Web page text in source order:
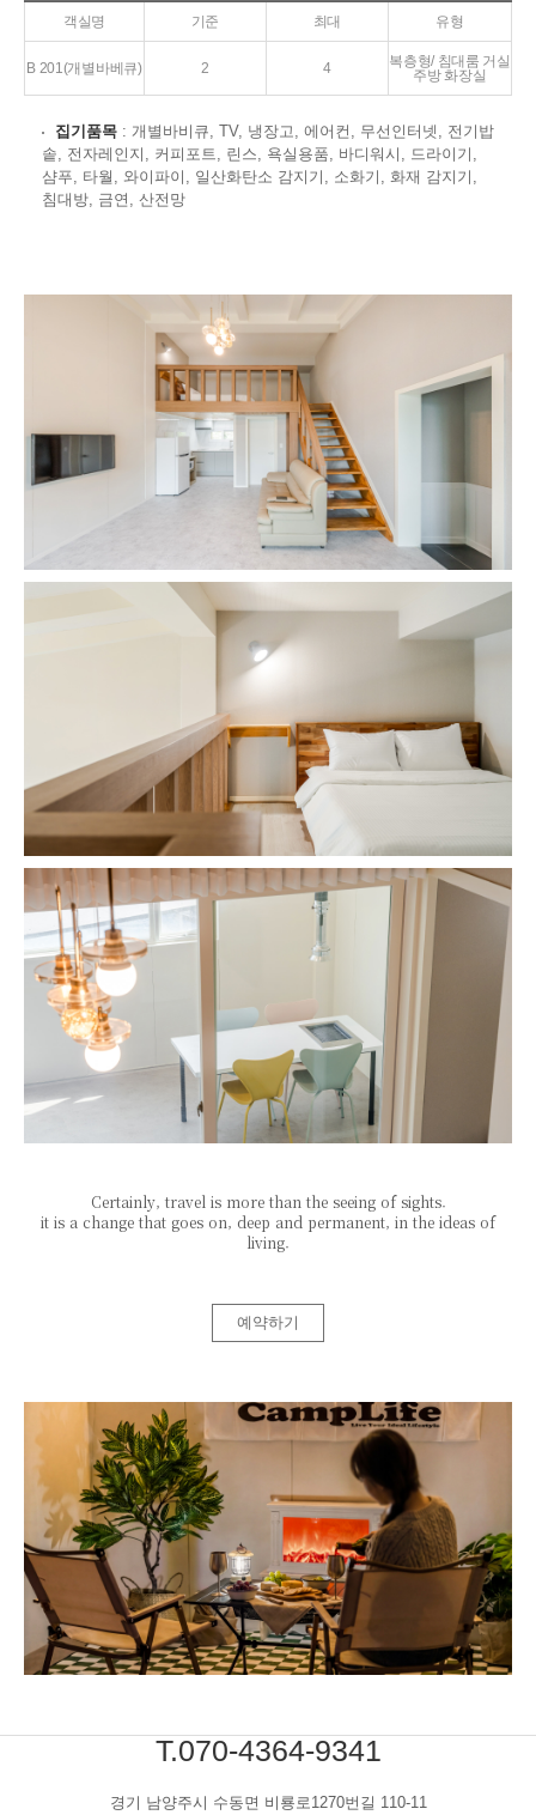
객실명 기준 최대 유형
B 201(개별바베큐) 2 4
복층형/ 침대룸 거실
주방 화장실
집기품목 : 개별바비큐, TV, 냉장고, 에어컨, 무선인터넷, 전기밥
솥, 전자레인지, 커피포트, 린스, 욕실용품, 바디워시, 드라이기,
샴푸, 타월, 와이파이, 일산화탄소 감지기, 소화기, 화재 감지기,
침대방, 금연, 산전망
Certainly, travel is more than the seeing of sights.
it is a change that goes on, deep and permanent, in the ideas of
living.
예약하기
T.070-4364-9341
경기 남양주시 수동면 비룡로1270번길 110-11